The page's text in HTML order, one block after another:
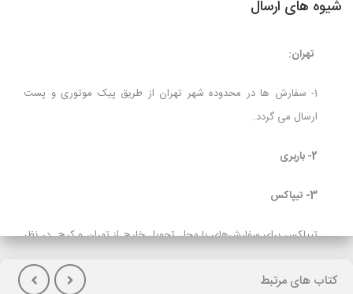
شیوه های ارسال
تهران:
1- سفارش ها در محدوده شهر تهران از طریق پیک موتوری و پست
ارسال می گردد.
2- باربری
3- تیپاکس
تیپاکس برای سفارش‌های با محل تحویل خارج از تهران و کرج در نظر
هنگام تحویل کالا(پس کرایه) دارند توصیه می شود.
کتاب های مرتبط